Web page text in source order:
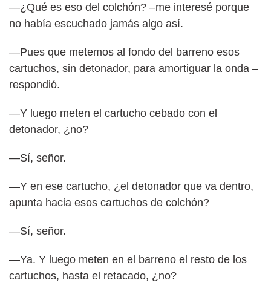
—¿Qué es eso del colchón? –me interesé porque
no había escuchado jamás algo así.
—Pues que metemos al fondo del barreno esos
cartuchos, sin detonador, para amortiguar la onda –
respondió.
—Y luego meten el cartucho cebado con el
detonador, ¿no?
—Sí, señor.
—Y en ese cartucho, ¿el detonador que va dentro,
apunta hacia esos cartuchos de colchón?
—Sí, señor.
—Ya. Y luego meten en el barreno el resto de los
cartuchos, hasta el retacado, ¿no?